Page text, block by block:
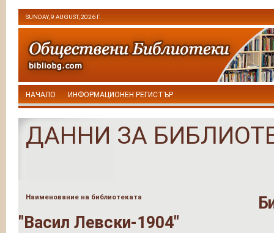
SUNDAY, 9 AUGUST, 2026 Г.
НАЧАЛО ИНФОРМАЦИОНЕН РЕГИСТЪР
ДАННИ ЗА
Наименование на библиотеката
"Васил Левски-1904"